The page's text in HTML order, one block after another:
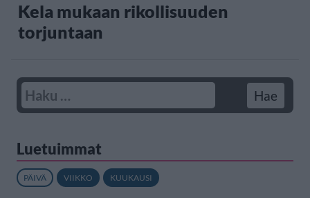
Kela mukaan rikollisuuden
torjuntaan
Luetuimmat
PÄIVÄ VIIKKO KUUKAUSI